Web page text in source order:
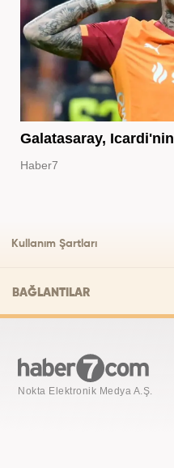
Galatasaray,
Haber7
Kullanım Şartları
BAĞLANTILAR
Nokta Elektronik Medya A.Ş.